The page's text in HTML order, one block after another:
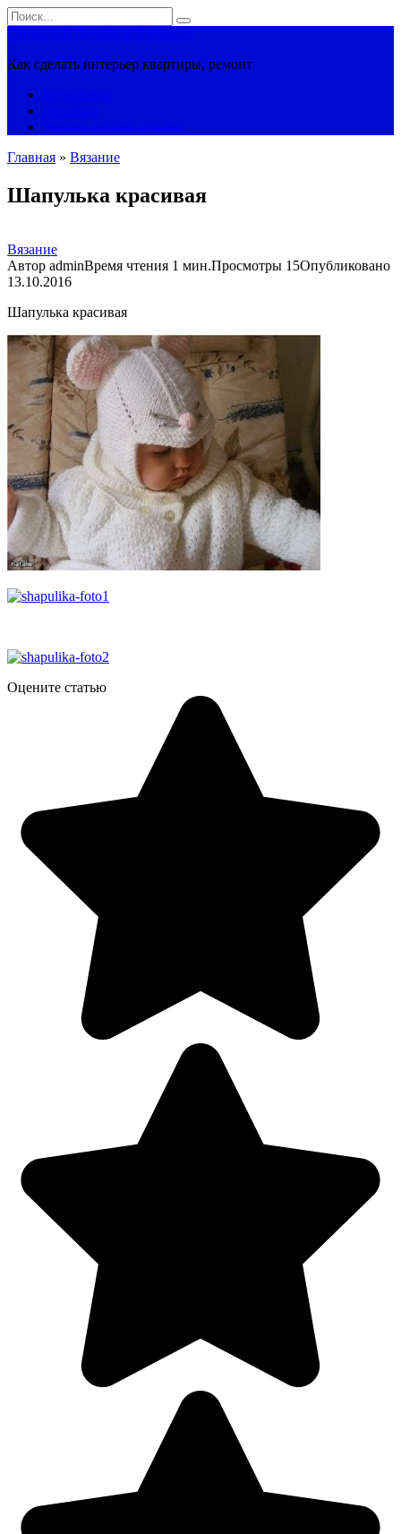
Перейти
к
Search
for:
Стильный Дизайн и Интерьер
Как сделать интерьер квартиры, ремонт
Интерьеры
Дизайны
Ремонт своими руками
Главная » Вязание
Шапулька красивая
Вязание
Автор adminВремя чтения 1 мин.Просмотры 15Опубликовано
13.10.2016
Шапулька красивая
Оцените статью